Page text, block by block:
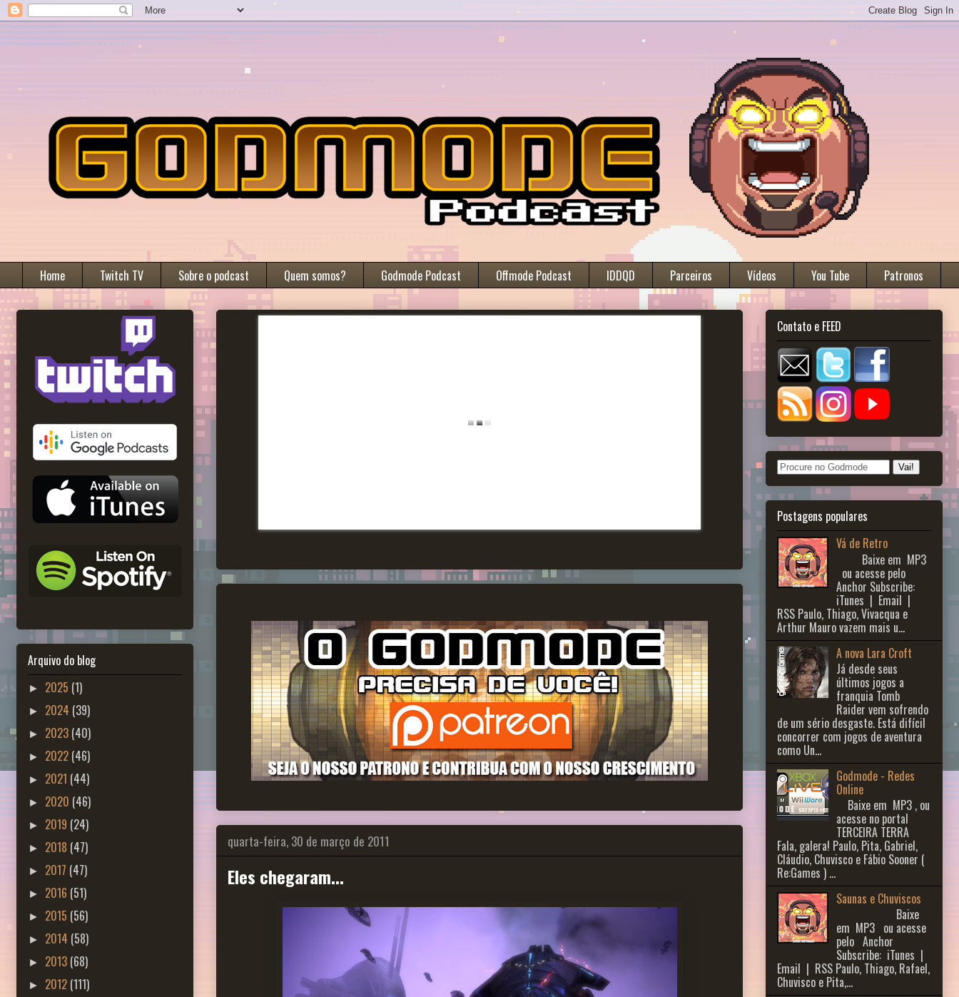
Home Twitch TV Sobre o podcast Quem somos? Godmode Podcast Offmode Podcast IDDQD Parceiros Vídeos You Tube Patronos
quarta-feira, 30 de março de 2011
Eles chegaram...
Arquivo do blog
► 2025 (1)
► 2024 (39)
► 2023 (40)
► 2022 (46)
► 2021 (44)
► 2020 (46)
► 2019 (24)
► 2018 (47)
► 2017 (47)
► 2016 (51)
► 2015 (56)
► 2014 (58)
► 2013 (68)
► 2012 (111)
Contato e FEED
Postagens populares
Vá de Retro
Baixe em MP3
ou acesse pelo
Anchor Subscribe:
iTunes | Email |
RSS Paulo, Thiago, Vivacqua e
Arthur Mauro vazem mais u...
A nova Lara Croft
Já desde seus
últimos jogos a
franquia Tomb
Raider vem sofrendo
de um sério desgaste. Está difícil
concorrer com jogos de aventura
como Un...
Godmode - Redes
Online
Baixe em MP3 , ou
acesse no portal
TERCEIRA TERRA
Fala, galera! Paulo, Pita, Gabriel,
Cláudio, Chuvisco e Fábio Sooner (
Re:Games ) ...
Saunas e Chuviscos
Baixe
em MP3 ou acesse
pelo Anchor
Subscribe: iTunes |
Email | RSS Paulo, Thiago, Rafael,
Chuvisco e Pita,...